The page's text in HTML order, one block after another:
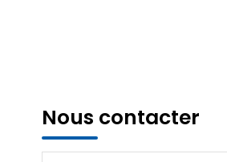
Nous contacter